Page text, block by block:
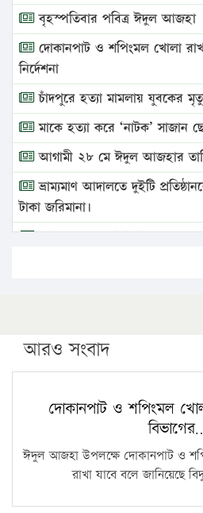
বৃহস্পতিবার পবিত্র ঈদুল আজহা
দোকানপাট ও শপিংমল খোলা
নির্দেশনা
চাঁদপুরে হত্যা মামলায় যুবকের
মাকে হত্যা করে ‘নাটক’ সাজান
আগামী ২৮ মে ঈদুল আজহার
ভ্রাম্যমাণ আদালতে দুইটি
টাকা জরিমানা।
এবার লঞ্চের ভাড়া বাড়ল
পিএইচডি করছেন কুয়েটের কৃতি…
সারা দেশে বজ্রাঘাতে ১৪ জনের
কঠোর হচ্ছে এসএসসি ও
ফরিদগঞ্জে আগুনে পুড়লো ৬ ব্যবসা
আরও সংবাদ
দোকানপাট ও শপিংমল
ঈদুল আজহা উপলক্ষে দোকানপাট ও
রাখা যাবে বলে জানিয়েছে